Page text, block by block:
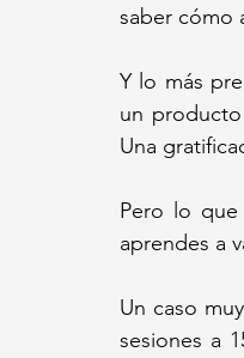
saber cómo
Y lo más
un
Una
Pero lo
aprendes a
Un caso
sesiones a